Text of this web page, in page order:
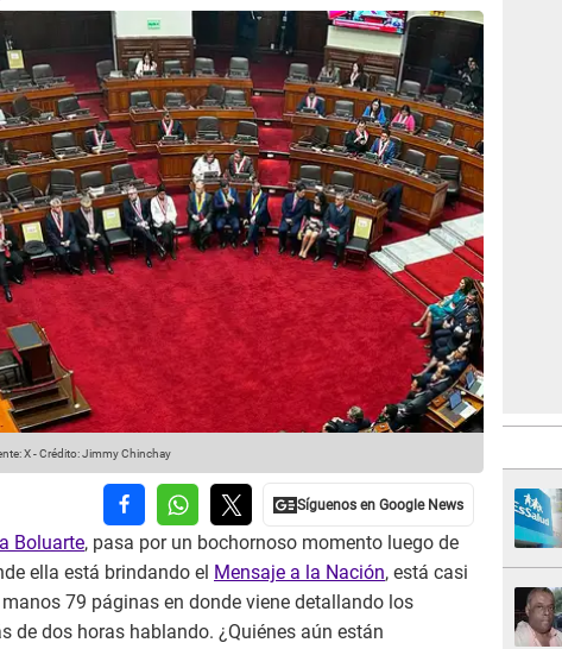
X-Crédito: Jimmy Chinchay
Boluarte, pasa por un bochornoso momento luego de
ella está brindando el Mensaje a la Nación, está casi
79 páginas en donde viene detallando los
de dos horas hablando. ¿Quiénes aún están